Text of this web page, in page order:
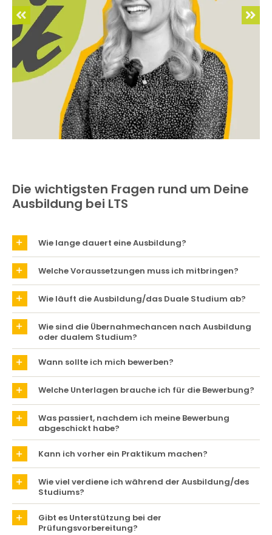
Die wichtigsten Fragen rund um Deine
Ausbildung bei LTS
Wie lange dauert eine Ausbildung?
Welche Voraussetzungen muss ich mitbringen?
Wie läuft die Ausbildung/das Duale Studium ab?
Wie sind die Übernahmechancen nach Ausbildung
oder dualem Studium?
Wann sollte ich mich bewerben?
Welche Unterlagen brauche ich für die Bewerbung?
Was passiert, nachdem ich meine Bewerbung
abgeschickt habe?
Kann ich vorher ein Praktikum machen?
Wie viel verdiene ich während der Ausbildung/des
Studiums?
Gibt es Unterstützung bei der
Prüfungsvorbereitung?